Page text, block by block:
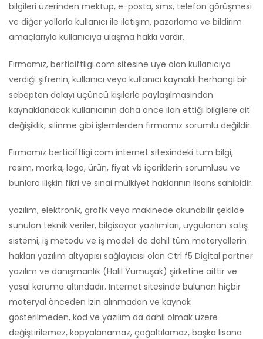
bilgileri üzerinden mektup, e-posta, sms, telefon görüşmesi
ve diğer yollarla kullanıcı ile iletişim, pazarlama ve bildirim
amaçlarıyla kullanıcıya ulaşma hakkı vardır.
Firmamız, berticiftligi.com sitesine üye olan kullanıcıya
verdiği şifrenin, kullanıcı veya kullanıcı kaynaklı herhangi bir
sebepten dolayı üçüncü kişilerle paylaşılmasından
kaynaklanacak kullanıcının daha önce ilan ettiği bilgilere ait
değişiklik, silinme gibi işlemlerden firmamız sorumlu değildir.
Firmamız berticiftligi.com internet sitesindeki tüm bilgi,
resim, marka, logo, ürün, fiyat vb içeriklerin sorumlusu ve
bunlara ilişkin fikri ve sınai mülkiyet haklarının lisans sahibidir.
yazılım, elektronik, grafik veya makinede okunabilir şekilde
sunulan teknik veriler, bilgisayar yazılımları, uygulanan satış
sistemi, iş metodu ve iş modeli de dahil tüm materyallerin
hakları yazılım altyapısı sağlayıcısı olan Ctrl f5 Digital partner
yazılım ve danışmanlık (Halil Yumuşak) şirketine aittir ve
yasal koruma altındadır. Internet sitesinde bulunan hiçbir
materyal önceden izin alınmadan ve kaynak
gösterilmeden, kod ve yazılım da dahil olmak üzere
değiştirilemez, kopyalanamaz, çoğaltılamaz, başka lisana